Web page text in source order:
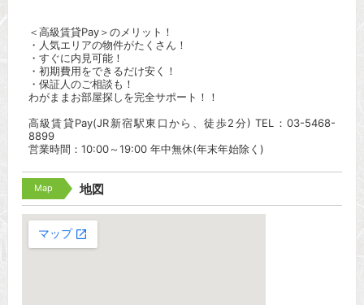
＜高級賃貸Pay＞のメリット！
・人気エリアの物件がたくさん！
・すぐに内見可能！
・初期費用をできるだけ安く！
・保証人のご相談も！
わがままお部屋探しを完全サポート！！
高級賃貸Pay(JR新宿駅東口から、徒歩2分) TEL：03-5468-
8899
営業時間：10:00～19:00 年中無休(年末年始除く)
Map 地図